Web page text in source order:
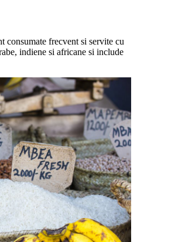
consumate frecvent si servite cu
indiene si africane si include